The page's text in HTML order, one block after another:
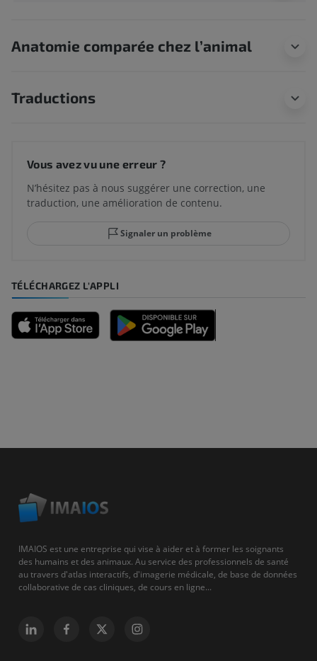
Anatomie comparée chez l’animal
Traductions
Vous avez vu une erreur ?
N’hésitez pas à nous suggérer une correction, une
traduction, une amélioration de contenu.
Signaler un problème
TÉLÉCHARGEZ L'APPLI
IMAIOS est une entreprise qui vise à aider et à former les soignants
des humains et des animaux. Au service des professionnels de santé
au travers d'atlas interactifs, d'imagerie médicale, de base de données
collaborative de cas cliniques, de cours en ligne...